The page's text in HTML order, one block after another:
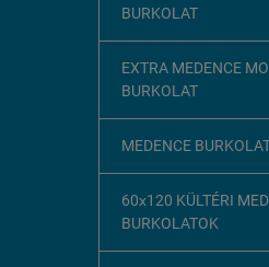
BURKOLAT
EXTRA MEDENCE
BURKOLAT
MEDENCE
60x120 KÜLTÉRI
BURKOLATOK